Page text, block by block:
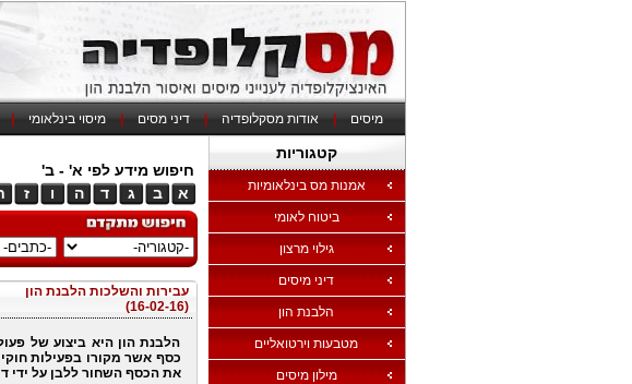
מיסים אודות מסקלופדיה דיני מסים מיסוי בינלאומי
קטגוריות
אמנות מס בינלאומיות
ביטוח לאומי
גילוי מרצון
דיני מיסים
הלבנת הון
מטבעות וירטואליים
מילון מיסים
חיפוש מידע לפי א' - ב'
א
ב ג ד ה ו ז
עבירות והשלכות הלבנת הון
(16-02-16)
הלבנת הון היא ביצוע של
כסף אשר מקורו בפעילות
את הכסף השחור ללבן על ידי